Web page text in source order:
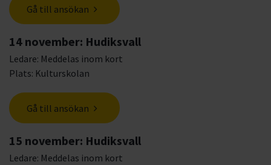
Gå till ansökan
14 november: Hudiksvall
Ledare: Meddelas inom kort
Plats: Kulturskolan
Gå till ansökan
15 november: Hudiksvall
Ledare: Meddelas inom kort